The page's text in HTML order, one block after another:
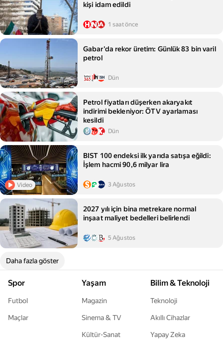
kişi idam edildi
1 saat önce
Gabar'da rekor üretim: Günlük 83 bin varil
petrol
Dün
Petrol fiyatları düşerken akaryakıt
indirimi bekleniyor: ÖTV ayarlaması
kesildi
Dün
Video
BIST 100 endeksi ilk yarıda satışa eğildi:
İşlem hacmi 90,6 milyar lira
3 Ağustos
2027 yılı için bina metrekare normal
inşaat maliyet bedelleri belirlendi
5 Ağustos
Daha fazla göster
Spor
Futbol
Maçlar
Yaşam
Magazin
Sinema & TV
Kültür-Sanat
Bilim & Teknoloji
Teknoloji
Akıllı Cihazlar
Yapay Zeka